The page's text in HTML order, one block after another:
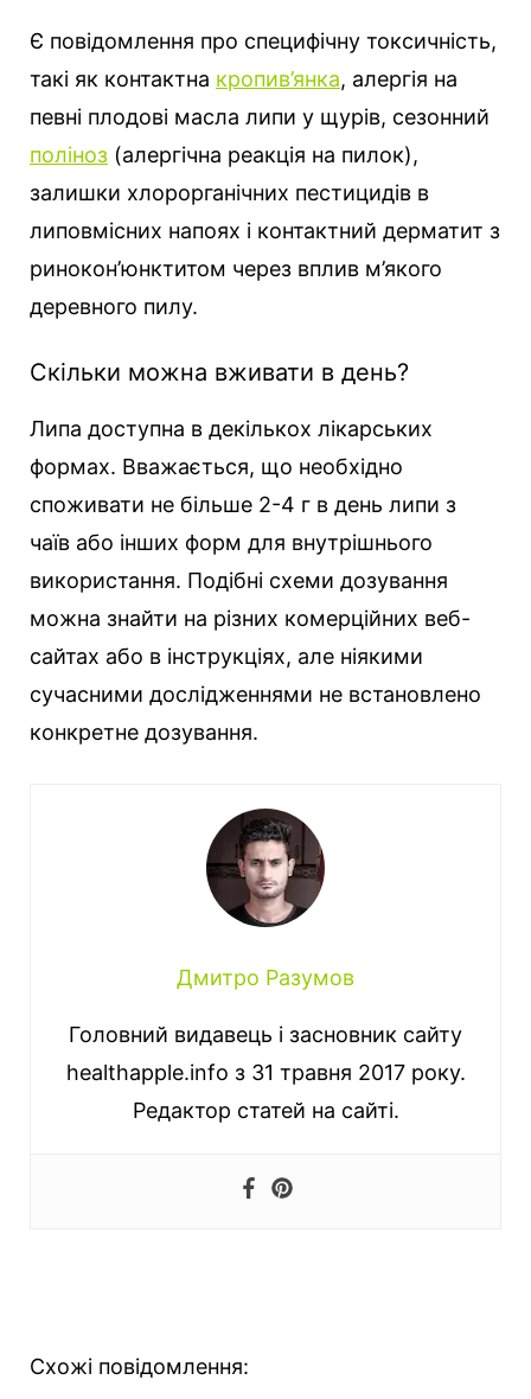
Є повідомлення про специфічну токсичність,
такі як контактна кропив’янка, алергія на
певні плодові масла липи у щурів, сезонний
поліноз (алергічна реакція на пилок),
залишки хлорорганічних пестицидів в
липовмісних напоях і контактний дерматит з
ринокон’юнктитом через вплив м’якого
деревного пилу.
Скільки можна вживати в день?
Липа доступна в декількох лікарських
формах. Вважається, що необхідно
споживати не більше 2-4 г в день липи з
чаїв або інших форм для внутрішнього
використання. Подібні схеми дозування
можна знайти на різних комерційних веб-
сайтах або в інструкціях, але ніякими
сучасними дослідженнями не встановлено
конкретне дозування.
Дмитро Разумов
Головний видавець і засновник сайту
healthapple.info з 31 травня 2017 року.
Редактор статей на сайті.
Схожі повідомлення: